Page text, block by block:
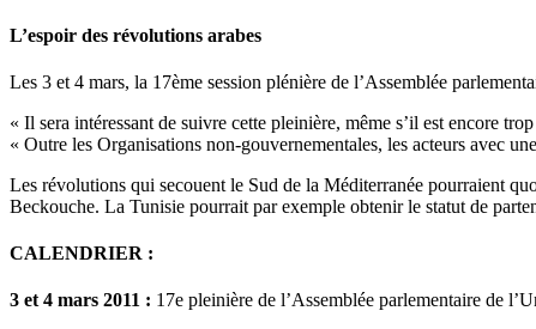
L’espoir des révolutions arabes
Les 3 et 4 mars, la 17ème session plénière de l’Assemblée
« Il sera intéressant de suivre cette pleinière, même s’il est encore
« Outre les Organisations non-gouvernementales, les acteurs avec
Les révolutions qui secouent le Sud de la Méditerranée pourraient
Beckouche. La Tunisie pourrait par exemple obtenir le statut de
CALENDRIER :
3 et 4 mars 2011 : 17e pleinière de l’Assemblée parlementaire de